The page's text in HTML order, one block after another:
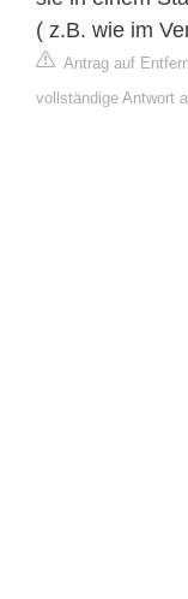
( z.B. wie im
Antrag auf
vollständige Antwort